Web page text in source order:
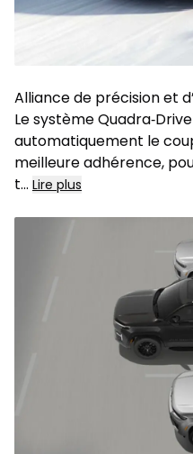
Alliance de précision et
Le système
automatiquement le
meilleure adhérence,
t... Lire plus